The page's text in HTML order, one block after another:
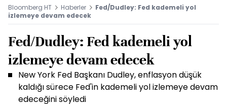
Bloomberg HT Haberler
Fed/Dudley: Fed kademeli yol
izlemeye devam edecek
Fed/Dudley: Fed kademeli yol
izlemeye devam edecek
New York Fed Başkanı Dudley, enflasyon düşük
kaldığı sürece Fed'in kademeli yol izlemeye devam
edeceğini söyledi